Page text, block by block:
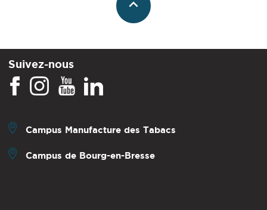
Suivez-nous
Campus Manufacture des Tabacs
Campus de Bourg-en-Bresse